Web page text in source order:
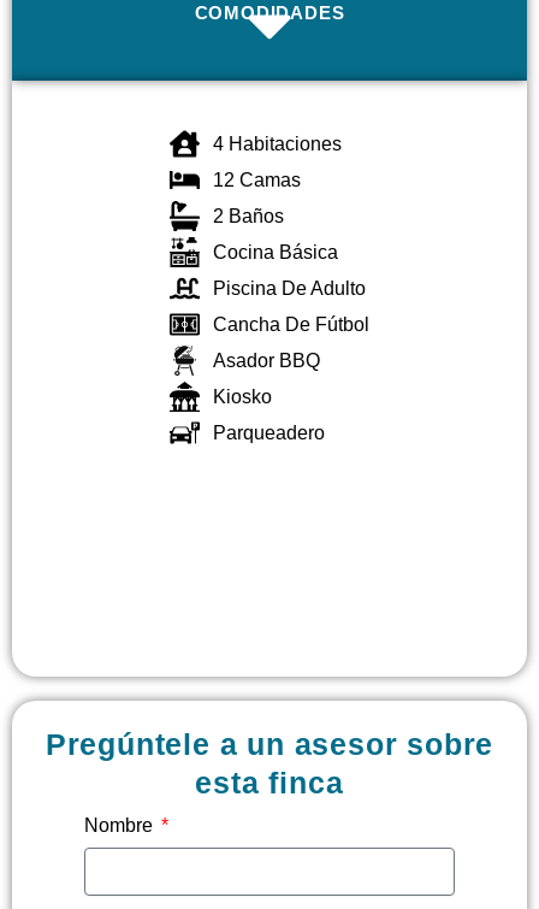
COMODIDADES
4 Habitaciones
12 Camas
2 Baños
Cocina Básica
Piscina De Adulto
Cancha De Fútbol
Asador BBQ
Kiosko
Parqueadero
Pregúntele a un asesor sobre
esta finca
Nombre